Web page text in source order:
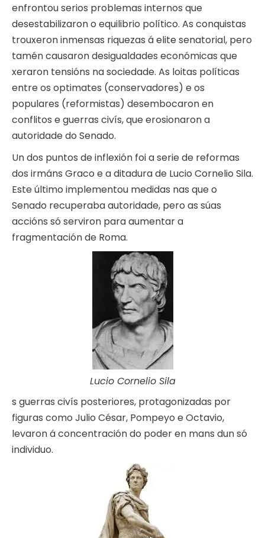
enfrontou serios problemas internos que
desestabilizaron o equilibrio político. As conquistas
trouxeron inmensas riquezas á elite senatorial, pero
tamén causaron desigualdades económicas que
xeraron tensións na sociedade. As loitas políticas
entre os optimates (conservadores) e os
populares (reformistas) desembocaron en
conflitos e guerras civís, que erosionaron a
autoridade do Senado.
Un dos puntos de inflexión foi a serie de reformas
dos irmáns Graco e a ditadura de Lucio Cornelio Sila.
Este último implementou medidas nas que o
Senado recuperaba autoridade, pero as súas
accións só serviron para aumentar a
fragmentación de Roma.
Lucio Cornelio Sila
s guerras civís posteriores, protagonizadas por
figuras como Julio César, Pompeyo e Octavio,
levaron á concentración do poder en mans dun só
individuo.